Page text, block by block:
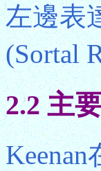
左邊表
(Sortal
2.2 主
Keenan